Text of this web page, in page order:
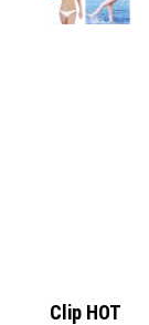
Clip HOT